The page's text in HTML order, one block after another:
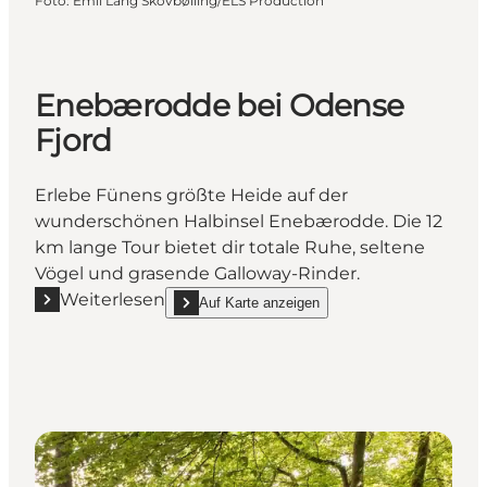
Enebærodde bei Odense
Fjord
Erlebe Fünens größte Heide auf der
wunderschönen Halbinsel Enebærodde. Die 12
km lange Tour bietet dir totale Ruhe, seltene
Vögel und grasende Galloway-Rinder.
Weiterlesen
Mehr erfahren "Enebærodde bei Odense Fjord"
Auf Karte anzeigen
show Enebærodde bei Odense Fjord on_map